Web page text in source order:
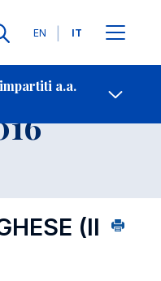
Lingue
EN IT
a.a.
(II